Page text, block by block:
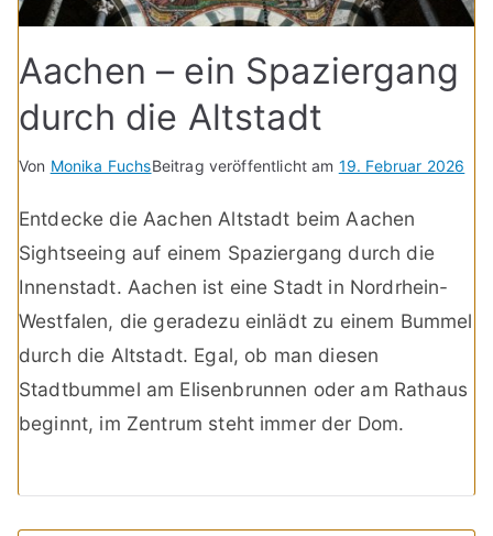
Aachen – ein Spaziergang
durch die Altstadt
Von Monika FuchsBeitrag veröffentlicht am 19. Februar 2026
Entdecke die Aachen Altstadt beim Aachen
Sightseeing auf einem Spaziergang durch die
Innenstadt. Aachen ist eine Stadt in Nordrhein-
Westfalen, die geradezu einlädt zu einem Bummel
durch die Altstadt. Egal, ob man diesen
Stadtbummel am Elisenbrunnen oder am Rathaus
beginnt, im Zentrum steht immer der Dom.